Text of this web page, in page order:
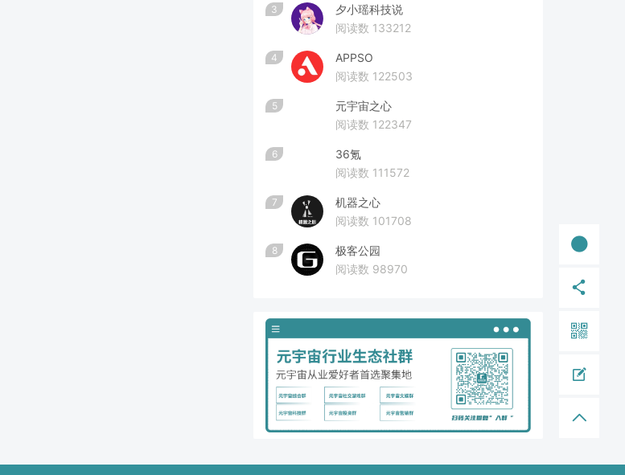
3
夕小瑶科技说
阅读数 133212
4
APPSO
阅读数 122503
5
元宇宙之心
阅读数 122347
6
36氪
阅读数 111572
7
机器之心
阅读数 101708
8
极客公园
阅读数 98970